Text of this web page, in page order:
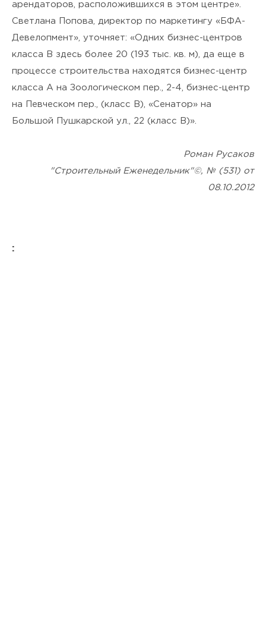
арендаторов, расположившихся в этом центре».
Светлана Попова, директор по маркетингу «БФА-
Девелопмент», уточняет: «Одних бизнес-центров
класса В здесь более 20 (193 тыс. кв. м), да еще в
процессе строительства находятся бизнес-центр
класса А на Зоологическом пер., 2-4, бизнес-центр
на Певческом пер., (класс В), «Сенатор» на
Большой Пушкарской ул., 22 (класс В)».
Роман Русаков
"Строительный Еженедельник"©, № (531) от
08.10.2012
: